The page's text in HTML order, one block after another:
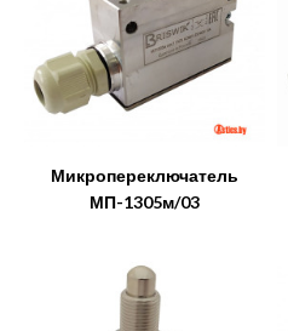
Микропереключатель
МП-1305м/03